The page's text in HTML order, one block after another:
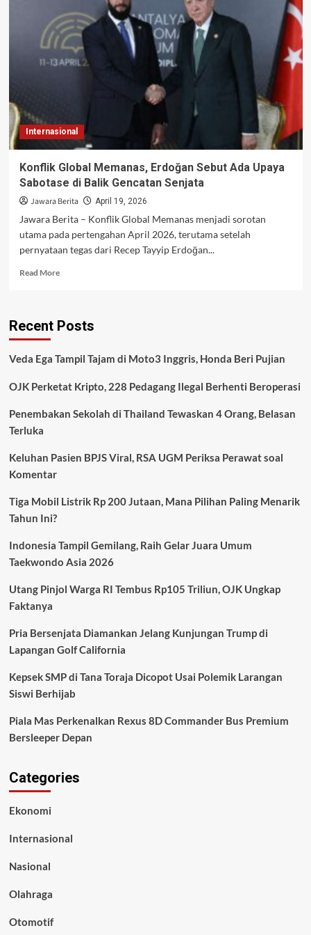
ke
Pesawat
F-
AS
Internasional
Konflik Global Memanas, Erdoğan Sebut Ada Upaya
Sabotase di Balik Gencatan Senjata
Jawara Berita April 19, 2026
Jawara Berita – Konflik Global Memanas menjadi sorotan
utama pada pertengahan April 2026, terutama setelah
pernyataan tegas dari Recep Tayyip Erdoğan...
Read MoreRead
Global
Sebut
Upaya
di
Senjata
Recent Posts
Veda Ega Tampil Tajam di Moto3 Inggris, Honda Beri Pujian
OJK Perketat Kripto, 228 Pedagang Ilegal Berhenti Beroperasi
Penembakan Sekolah di Thailand Tewaskan 4 Orang, Belasan
Terluka
Keluhan Pasien BPJS Viral, RSA UGM Periksa Perawat soal
Komentar
Tiga Mobil Listrik Rp 200 Jutaan, Mana Pilihan Paling Menarik
Tahun Ini?
Indonesia Tampil Gemilang, Raih Gelar Juara Umum
Taekwondo Asia 2026
Utang Pinjol Warga RI Tembus Rp105 Triliun, OJK Ungkap
Faktanya
Pria Bersenjata Diamankan Jelang Kunjungan Trump di
Lapangan Golf California
Kepsek SMP di Tana Toraja Dicopot Usai Polemik Larangan
Siswi Berhijab
Piala Mas Perkenalkan Rexus 8D Commander Bus Premium
Bersleeper Depan
Categories
Ekonomi
Internasional
Nasional
Olahraga
Otomotif